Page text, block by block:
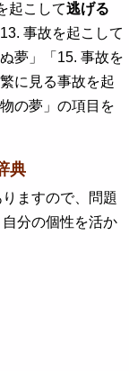
起こして逃げる
事故を起こして
夢」「15. 事故を
に見る事故を起
の夢」の項目を
典
ますので、問題
分の個性を活か